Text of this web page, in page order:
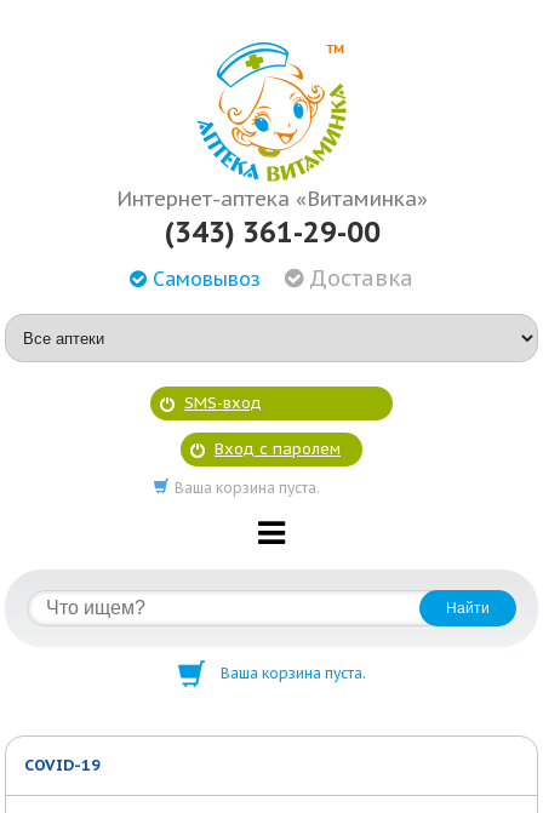
Интернет-аптека «Витаминка»
(343) 361-29-00
Самовывоз Доставка
SMS-вход
Вход с паролем
Ваша корзина пуста.
Ваша корзина пуста.
COVID-19